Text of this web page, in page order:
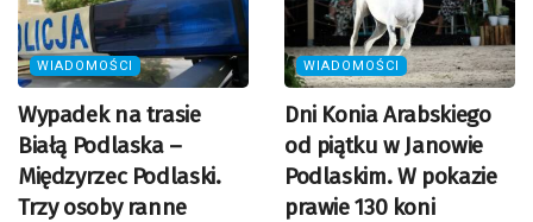
WIADOMOŚCI
Wypadek na trasie
Białą Podlaska –
Międzyrzec Podlaski.
Trzy osoby ranne
WIADOMOŚCI
Dni Konia Arabskiego
od piątku w Janowie
Podlaskim. W pokazie
prawie 130 koni